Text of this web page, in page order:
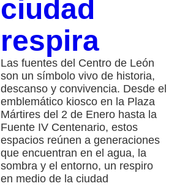
ciudad
respira
Las fuentes del Centro de León
son un símbolo vivo de historia,
descanso y convivencia. Desde el
emblemático kiosco en la Plaza
Mártires del 2 de Enero hasta la
Fuente IV Centenario, estos
espacios reúnen a generaciones
que encuentran en el agua, la
sombra y el entorno, un respiro
en medio de la ciudad